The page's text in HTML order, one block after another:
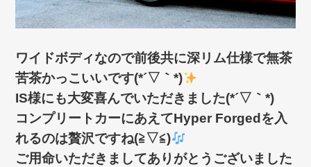
ワイドボディなので前後共に深リム仕様で無茶
苦茶かっこいいです(*´▽｀*)
IS様にも大変喜んでいただきました(*´▽｀*)
コンプリートカーにあえてHyper Forgedを入
れるのは贅沢ですね(≧▽≦)
ご用命いただきましてありがとうございました